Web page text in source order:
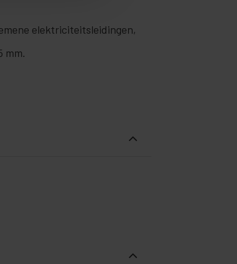
elektriciteitsleidingen,
mm.